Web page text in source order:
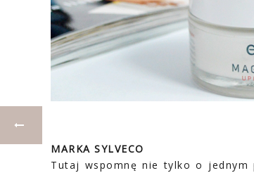
MARKA SYLVECO
Tutaj wspomnę nie tylko o jednym